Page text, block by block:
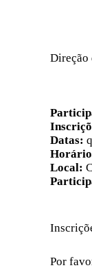
Direção
Datas:
Local:
Por